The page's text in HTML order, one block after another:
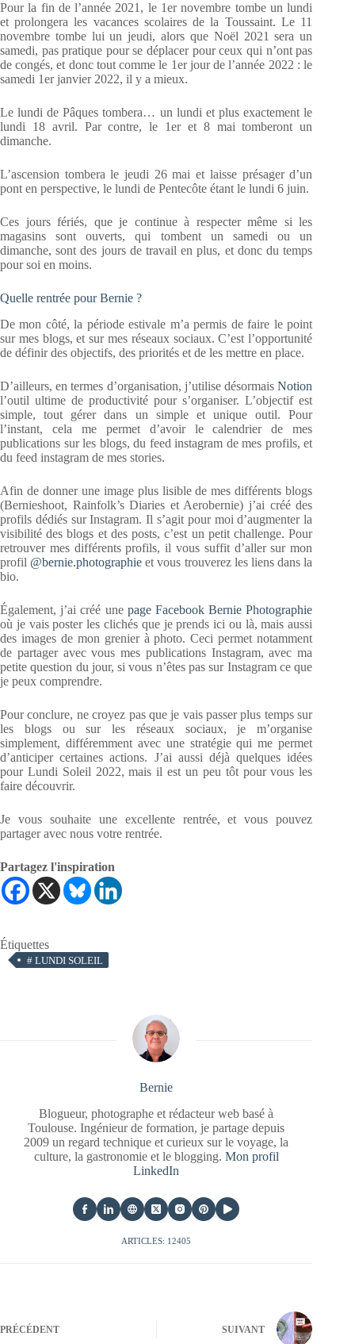
Pour la fin de l’année 2021, le 1er novembre tombe un lundi
et prolongera les vacances scolaires de la Toussaint. Le 11
novembre tombe lui un jeudi, alors que Noël 2021 sera un
samedi, pas pratique pour se déplacer pour ceux qui n’ont pas
de congés, et donc tout comme le 1er jour de l’année 2022 : le
samedi 1er janvier 2022, il y a mieux.
Le lundi de Pâques tombera… un lundi et plus exactement le
lundi 18 avril. Par contre, le 1er et 8 mai tomberont un
dimanche.
L’ascension tombera le jeudi 26 mai et laisse présager d’un
pont en perspective, le lundi de Pentecôte étant le lundi 6 juin.
Ces jours fériés, que je continue à respecter même si les
magasins sont ouverts, qui tombent un samedi ou un
dimanche, sont des jours de travail en plus, et donc du temps
pour soi en moins.
Quelle rentrée pour Bernie ?
De mon côté, la période estivale m’a permis de faire le point
sur mes blogs, et sur mes réseaux sociaux. C’est l’opportunité
de définir des objectifs, des priorités et de les mettre en place.
D’ailleurs, en termes d’organisation, j’utilise désormaisNotion
l’outil ultime de productivité pour s’organiser. L’objectif est
simple, tout gérer dans un simple et unique outil. Pour
l’instant, cela me permet d’avoir le calendrier de mes
publications sur les blogs, du feed instagram de mes profils, et
du feed instagram de mes stories.
Afin de donner une image plus lisible de mes différents blogs
(Bernieshoot, Rainfolk’s Diaries et Aerobernie) j’ai créé des
profils dédiés sur Instagram. Il s’agit pour moi d’augmenter la
visibilité des blogs et des posts, c’est un petit challenge. Pour
retrouver mes différents profils, il vous suffit d’aller sur mon
profil @bernie.photographie et vous trouverez les liens dans la
bio.
Également, j’ai créé une page Facebook Bernie Photographie
où je vais poster les clichés que je prends ici ou là, mais aussi
des images de mon grenier à photo. Ceci permet notamment
de partager avec vous mes publications Instagram, avec ma
petite question du jour, si vous n’êtes pas sur Instagram ce que
je peux comprendre.
Pour conclure, ne croyez pas que je vais passer plus temps sur
les blogs ou sur les réseaux sociaux, je m’organise
simplement, différemment avec une stratégie qui me permet
d’anticiper certaines actions. J’ai aussi déjà quelques idées
pour Lundi Soleil 2022, mais il est un peu tôt pour vous les
faire découvrir.
Je vous souhaite une excellente rentrée, et vous pouvez
partager avec nous votre rentrée.
Partagez l'inspiration
Étiquettes
# LUNDI SOLEIL
Bernie
Blogueur, photographe et rédacteur web basé à
Toulouse. Ingénieur de formation, je partage depuis
2009 un regard technique et curieux sur le voyage, la
culture, la gastronomie et le blogging. Mon profil
LinkedIn
ARTICLES: 12405
PRÉCÉDENT SUIVANT